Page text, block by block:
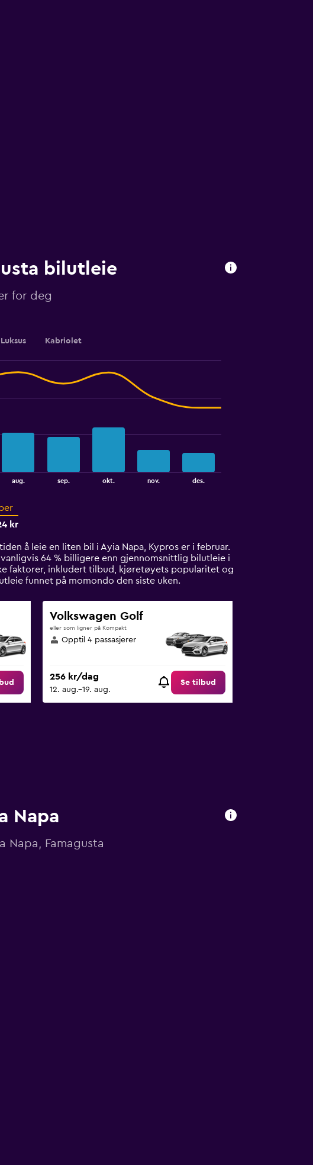
bilutleie
for deg
Luksus Kabriolet
aug. sep. okt. nov. des.
kr
å leie en liten bil i Ayia Napa, Kypros er i februar.
64 % billigere enn gjennomsnittlig bilutleie i
faktorer, inkludert tilbud, kjøretøyets popularitet og
funnet på momondo den siste uken.
Volkswagen Golf
eller som ligner på Kompakt
Opptil 4 passasjerer
256 kr/dag
12. aug.–19. aug.
Se tilbud
Napa
Napa, Famagusta